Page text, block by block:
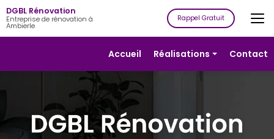
Aller
au
contenu
principal
Accueil
Réalisations
Plâtrerie
Contact
DGBL Rénovation
Entreprise de rénovation à
Ambierle
Rappel Gratuit